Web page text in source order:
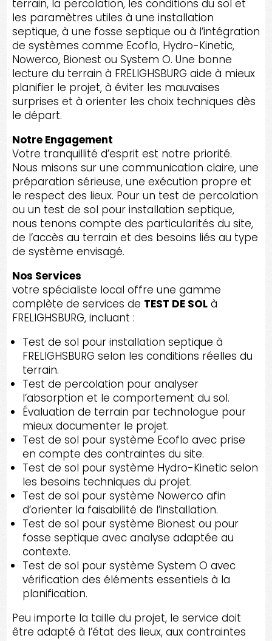
terrain, la percolation, les conditions du sol et
les paramètres utiles à une installation
septique, à une fosse septique ou à l’intégration
de systèmes comme Ecoflo, Hydro-Kinetic,
Nowerco, Bionest ou System O. Une bonne
lecture du terrain à FRELIGHSBURG aide à mieux
planifier le projet, à éviter les mauvaises
surprises et à orienter les choix techniques dès
le départ.
Notre Engagement
Votre tranquillité d’esprit est notre priorité.
Nous misons sur une communication claire, une
préparation sérieuse, une exécution propre et
le respect des lieux. Pour un test de percolation
ou un test de sol pour installation septique,
nous tenons compte des particularités du site,
de l’accès au terrain et des besoins liés au type
de système envisagé.
Nos Services
votre spécialiste local offre une gamme
complète de services de TEST DE SOLà
FRELIGHSBURG, incluant :
Test de sol pour installation septique à
FRELIGHSBURG selon les conditions réelles du
terrain.
Test de percolation pour analyser
l’absorption et le comportement du sol.
Évaluation de terrain par technologue pour
mieux documenter le projet.
Test de sol pour système Ecoflo avec prise
en compte des contraintes du site.
Test de sol pour système Hydro-Kinetic selon
les besoins techniques du projet.
Test de sol pour système Nowerco afin
d’orienter la faisabilité de l’installation.
Test de sol pour système Bionest ou pour
fosse septique avec analyse adaptée au
contexte.
Test de sol pour système System O avec
vérification des éléments essentiels à la
planification.
Peu importe la taille du projet, le service doit
être adapté à l’état des lieux, aux contraintes